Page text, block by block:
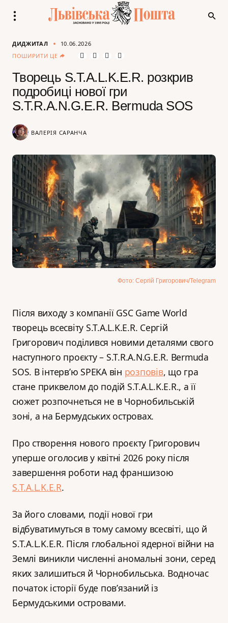
ДИДЖИТАЛ
10.06.2026
ПОШИРИТИ ЦЕ
Творець S.T.A.L.K.E.R. розкрив
подробиці нової гри
S.T.R.A.N.G.E.R. Bermuda SOS
ВАЛЕРІЯ САРАНЧА
Фото: Сергій Григорович/Telegram
Після виходу з компанії GSC Game World
творець всесвіту S.T.A.L.K.E.R. Сергій
Григорович поділився новими деталями свого
наступного проєкту – S.T.R.A.N.G.E.R. Bermuda
SOS. В інтерв’ю SPEKA він розповів, що гра
стане приквелом до подій S.T.A.L.K.E.R., а її
сюжет розпочнеться не в Чорнобильській
зоні, а на Бермудських островах.
Про створення нового проєкту Григорович
уперше оголосив у квітні 2026 року після
завершення роботи над франшизою
S.T.A.L.K.E.R.
За його словами, події нової гри
відбуватимуться в тому самому всесвіті, що й
S.T.A.L.K.E.R. Після глобальної ядерної війни на
Землі виникли численні аномальні зони, серед
яких залишиться й Чорнобильська. Водночас
початок історії буде пов’язаний із
Бермудськими островами.